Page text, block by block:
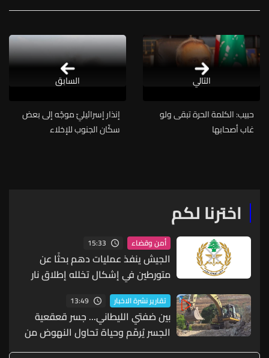
التالي
حبيب: الكلمة الحرة تبقى ولو
غاب أصحابها
إنذار إسرائيليّ موجّه إلى بعض
سكّان الجنوب للإخلاء
السابق
اخترنا لكم
أمن وقضاء 15:33
الجيش ينفذ عمليات دهم بحثًا عن
متورطين في إشكال تخلله إطلاق نار
خيمة مزروعة بالماريجوانا
تقارير نشرة الاخبار 13:49
بين ضفتي الليطاني... جسر قعقعية
الجسر يُرمّم وحياة تحاول النهوض من
جديد